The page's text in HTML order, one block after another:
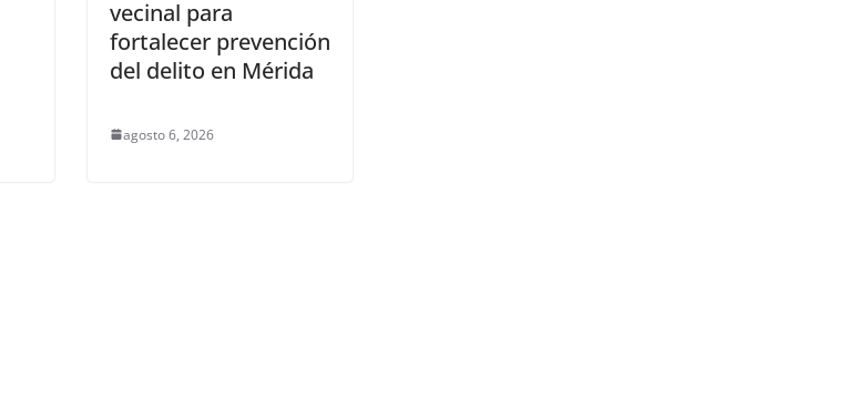
vecinal para
fortalecer prevención
del delito en Mérida
agosto 6, 2026